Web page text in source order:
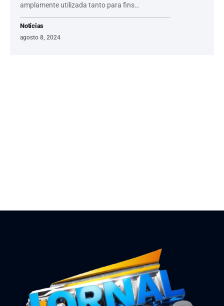
amplamente utilizada tanto para fins…
Notícias
agosto 8, 2024